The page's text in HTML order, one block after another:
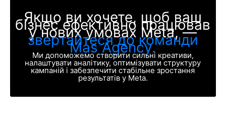
Якщо ви хочете, щоб ваш
бізнес ефективно працював
у нових умовах Meta, —
звертайтеся до команди
Mas Agency.
Ми допоможемо створити сильні креативи,
налаштувати аналітику, оптимізувати структуру
кампаній і забезпечити стабільне зростання
результатів у Meta.